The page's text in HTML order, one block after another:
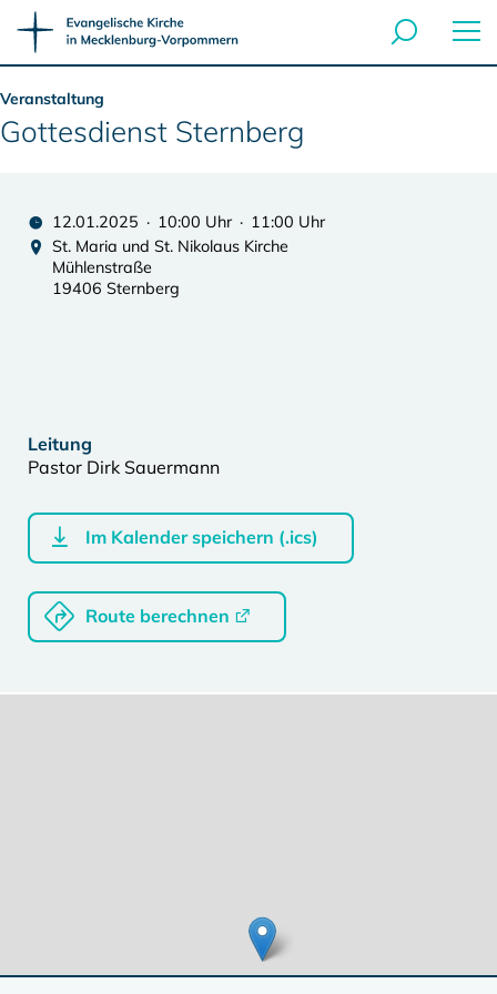
Veranstaltung
Gottesdienst Sternberg
12.01.2025 · 10:00 Uhr · 11:00 Uhr
St. Maria und St. Nikolaus Kirche
Mühlenstraße
19406 Sternberg
Leitung
Pastor Dirk Sauermann
Im Kalender speichern (.ics)
Route berechnen